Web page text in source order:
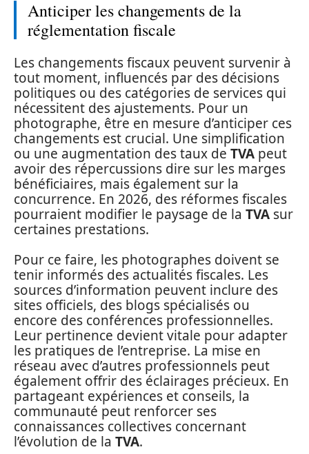
Anticiper les changements de la
réglementation fiscale
Les changements fiscaux peuvent survenir à
tout moment, influencés par des décisions
politiques ou des catégories de services qui
nécessitent des ajustements. Pour un
photographe, être en mesure d’anticiper ces
changements est crucial. Une simplification
ou une augmentation des taux de TVA peut
avoir des répercussions dire sur les marges
bénéficiaires, mais également sur la
concurrence. En 2026, des réformes fiscales
pourraient modifier le paysage de la TVA sur
certaines prestations.
Pour ce faire, les photographes doivent se
tenir informés des actualités fiscales. Les
sources d’information peuvent inclure des
sites officiels, des blogs spécialisés ou
encore des conférences professionnelles.
Leur pertinence devient vitale pour adapter
les pratiques de l’entreprise. La mise en
réseau avec d’autres professionnels peut
également offrir des éclairages précieux. En
partageant expériences et conseils, la
communauté peut renforcer ses
connaissances collectives concernant
l’évolution de la TVA.